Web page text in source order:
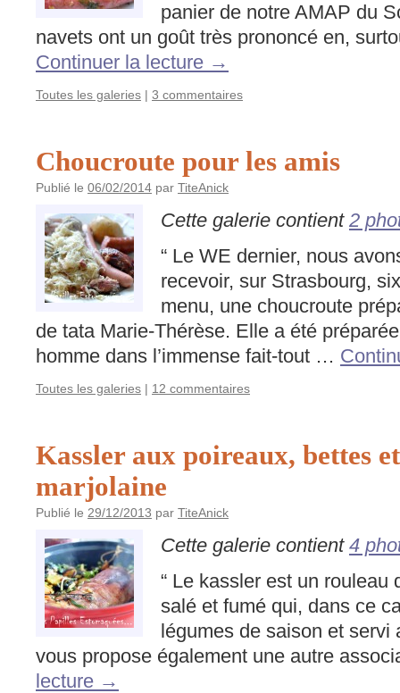
panier de notre AMAP du
navets ont un goût très prononcé en,
Continuer la lecture →
Toutes les galeries | 3 commentaires
Choucroute pour les amis
Publié le 06/02/2014 par TiteAnick
Cette galerie contient 2
“ Le WE dernier, nous
recevoir, sur Strasbourg,
menu, une choucroute
de tata Marie-Thérèse. Elle a été
homme dans l’immense fait-tout …
Toutes les galeries | 12 commentaires
Kassler aux poireaux, bettes
marjolaine
Publié le 29/12/2013 par TiteAnick
Cette galerie contient 4
“ Le kassler est un rouleau
salé et fumé qui, dans ce
légumes de saison et servi
vous propose également une autre
lecture →